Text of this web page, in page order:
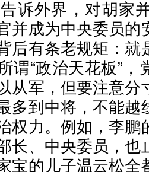
诉外界，对胡家
并成为中央委员的
后有条老规矩：就
谓“政治天花板”，
从军，但要注意分
多到中将，不能越
权力。例如，李鹏
长、中央委员，也
宝的儿子温云松全